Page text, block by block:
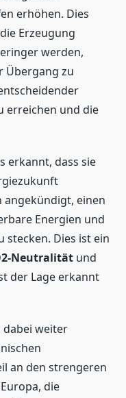
erhöhen. Dies
Erzeugung
werden,
Übergang zu
erreichen und die
erkannt, dass sie
angekündigt, einen
Energien und
stecken. Dies ist ein
Neutralität und
der Lage erkannt
dabei weiter
an den strengeren
die